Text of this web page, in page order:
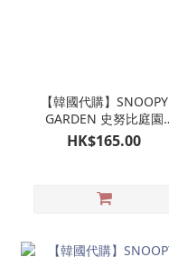
【韓國代購】SNOOPY
GARDEN 史努比庭園
FIGURE吊飾 柑橘帽
SNOOPY騎馬｜濟州島限
HK$165.00